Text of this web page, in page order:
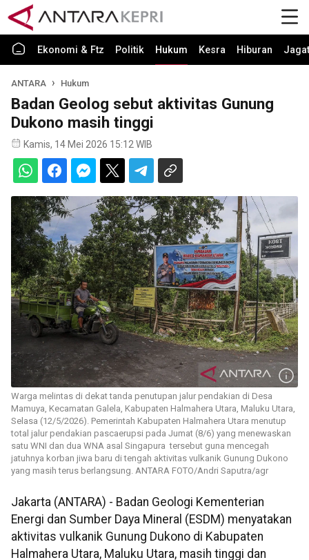
Ekonomi & Ftz Politik Hukum Kesra Hiburan Jagat
ANTARA Hukum
Badan Geolog sebut aktivitas Gunung
Dukono masih tinggi
Kamis, 14 Mei 2026 15:12 WIB
Warga melintas di dekat tanda penutupan jalur pendakian di Desa
Mamuya, Kecamatan Galela, Kabupaten Halmahera Utara, Maluku Utara,
Selasa (12/5/2026). Pemerintah Kabupaten Halmahera Utara menutup
total jalur pendakian pascaerupsi pada Jumat (8/6) yang menewaskan
satu WNI dan dua WNA asal Singapura tersebut guna mencegah
jatuhnya korban jiwa baru di tengah aktivitas vulkanik Gunung Dukono
yang masih terus berlangsung. ANTARA FOTO/Andri Saputra/agr
Jakarta (ANTARA) - Badan Geologi Kementerian
Energi dan Sumber Daya Mineral (ESDM) menyatakan
aktivitas vulkanik Gunung Dukono di Kabupaten
Halmahera Utara, Maluku Utara, masih tinggi dan